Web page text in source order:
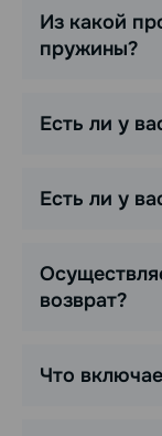
Из какой
пружины?
Есть ли у
Есть ли у
возврат?
Что